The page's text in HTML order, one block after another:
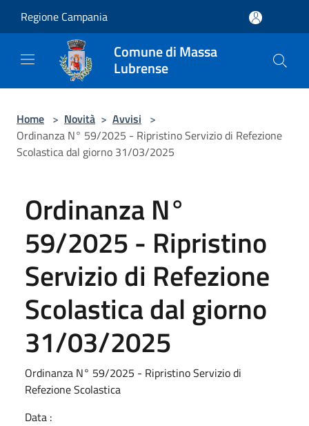
Regione Campania
Comune di Massa
Lubrense
Home > Novità > Avvisi >
Ordinanza N° 59/2025 - Ripristino Servizio di Refezione
Scolastica dal giorno 31/03/2025
Ordinanza N°
59/2025 - Ripristino
Servizio di Refezione
Scolastica dal giorno
31/03/2025
Ordinanza N° 59/2025 - Ripristino Servizio di
Refezione Scolastica
Data :